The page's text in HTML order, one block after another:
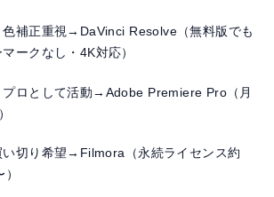
色補正重視→DaVinci Resolve（無料版でも
ークなし・4K対応）
プロとして活動→Adobe Premiere Pro（月
い切り希望→Filmora（永続ライセンス約